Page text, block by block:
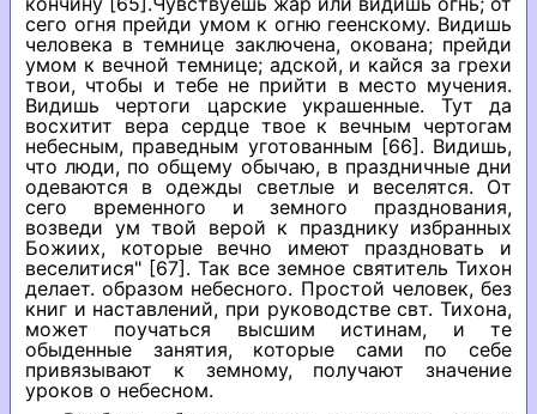
сего огня прейди умом к огню геенскому. Видишь
человека в темнице заключена, окована; прейди
умом к вечной темнице; адской, и кайся за грехи
твои, чтобы и тебе не прийти в место мучения.
Видишь чертоги царские украшенные. Тут да
восхитит вера сердце твое к вечным чертогам
небесным, праведным уготованным [66]. Видишь,
что люди, по общему обычаю, в праздничные дни
одеваются в одежды светлые и веселятся. От
сего временного и земного празднования,
возведи ум твой верой к празднику избранных
Божиих, которые вечно имеют праздновать и
веселитися" [67]. Так все земное святитель Тихон
делает. образом небесного. Простой человек, без
книг и наставлений, при руководстве свт. Тихона,
может поучаться высшим истинам, и те
обыденные занятия, которые сами по себе
привязывают к земному, получают значение
уроков о небесном.